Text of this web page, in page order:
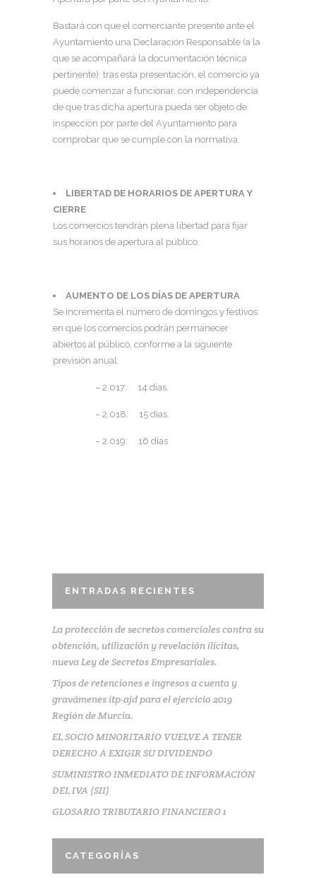
Bastará con que el comerciante presente ante el
Ayuntamiento una Declaración Responsable (a la
que se acompañará la documentación técnica
pertinente): tras esta presentación, el comercio ya
puede comenzar a funcionar, con independencia
de que tras dicha apertura pueda ser objeto de
inspección por parte del Ayuntamiento para
comprobar que se cumple con la normativa.
LIBERTAD DE HORARIOS DE APERTURA Y
CIERRE
Los comercios tendrán plena libertad para fijar
sus horarios de apertura al público.
AUMENTO DE LOS DÍAS DE APERTURA
Se incrementa el número de domingos y festivos
en que los comercios podrán permanecer
abiertos al público, conforme a la siguiente
previsión anual:
– 2.017: 14 días.
– 2.018: 15 días.
– 2.019: 16 días
ENTRADAS RECIENTES
La protección de secretos comerciales contra su
obtención, utilización y revelación ilícitas,
nueva Ley de Secretos Empresariales.
Tipos de retenciones e ingresos a cuenta y
gravámenes itp-ajd para el ejercicio 2019
Región de Murcia.
EL SOCIO MINORITARIO VUELVE A TENER
DERECHO A EXIGIR SU DIVIDENDO
SUMINISTRO INMEDIATO DE INFORMACIÓN
DEL IVA (SII)
GLOSARIO TRIBUTARIO FINANCIERO 1
CATEGORÍAS